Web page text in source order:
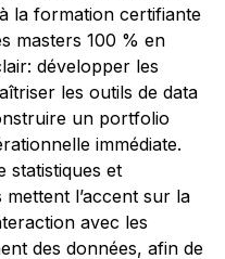
la formation certifiante
masters 100 % en
développer les
les outils de data
un portfolio
immédiate.
statistiques et
l’accent sur la
avec les
des données, afin de